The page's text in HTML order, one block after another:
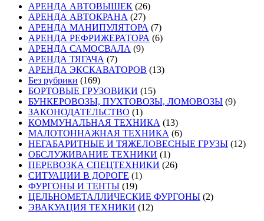
АРЕНДА АВТОВЫШЕК (26)
АРЕНДА АВТОКРАНА (27)
АРЕНДА МАНИПУЛЯТОРА (7)
АРЕНДА РЕФРИЖЕРАТОРА (6)
АРЕНДА САМОСВАЛА (9)
АРЕНДА ТЯГАЧА (7)
АРЕНДА ЭКСКАВАТОРОВ (13)
Без рубрики (169)
БОРТОВЫЕ ГРУЗОВИКИ (15)
БУНКЕРОВОЗЫ, ПУХТОВОЗЫ, ЛОМОВОЗЫ (9)
ЗАКОНОДАТЕЛЬСТВО (1)
КОММУНАЛЬНАЯ ТЕХНИКА (13)
МАЛОТОННАЖНАЯ ТЕХНИКА (6)
НЕГАБАРИТНЫЕ И ТЯЖЕЛОВЕСНЫЕ ГРУЗЫ (12)
ОБСЛУЖИВАНИЕ ТЕХНИКИ (1)
ПЕРЕВОЗКА СПЕЦТЕХНИКИ (26)
СИТУАЦИИ В ДОРОГЕ (1)
ФУРГОНЫ И ТЕНТЫ (19)
ЦЕЛЬНОМЕТАЛЛИЧЕСКИЕ ФУРГОНЫ (2)
ЭВАКУАЦИЯ ТЕХНИКИ (12)